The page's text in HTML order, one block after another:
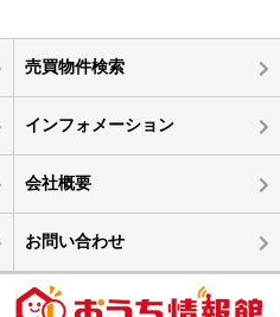
売買物件検索
インフォメーション
会社概要
お問い合わせ